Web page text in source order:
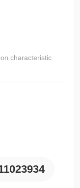
characteristic
种指标，缩短检测